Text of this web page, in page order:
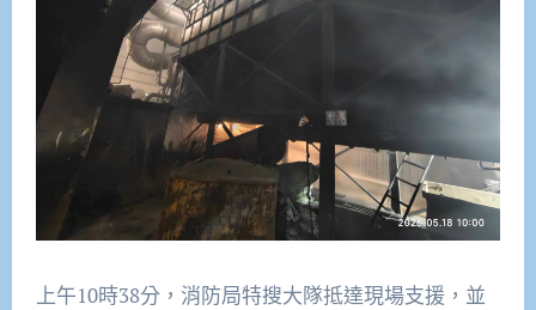
上午10時38分，消防局特搜大隊抵達現場支援，並